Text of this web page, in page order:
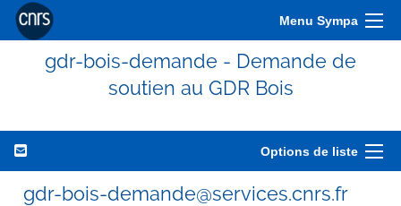
Menu Sympa
gdr-bois-demande - Demande de
soutien au GDR Bois
Options de liste
gdr-bois-demande@services.cnrs.fr